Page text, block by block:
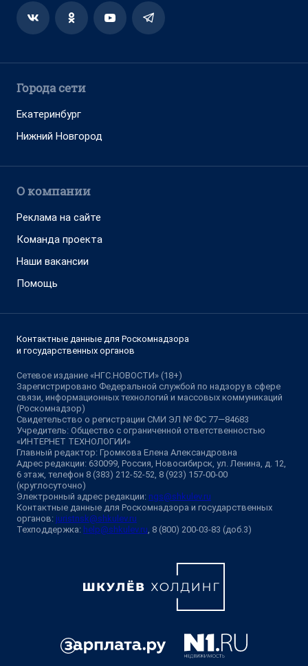
Города сети
Екатеринбург
Нижний Новгород
О компании
Реклама на сайте
Команда проекта
Наши вакансии
Помощь
Контактные данные для Роскомнадзора
и государственных органов
Сетевое издание «НГС.НОВОСТИ» (18+)
Зарегистрировано Федеральной службой по надзору в сфере
связи, информационных технологий и массовых коммуникаций
(Роскомнадзор)
Свидетельство о регистрации СМИ ЭЛ № ФС 77—84683
Учредитель: Общество с ограниченной ответственностью
«ИНТЕРНЕТ ТЕХНОЛОГИИ»
Главный редактор: Громкова Елена Александровна
Адрес редакции: 630099, Россия, Новосибирск, ул. Ленина, д. 12,
6 этаж, телефон 8 (383) 212-52-52, 8 (923) 157-00-00
(круглосуточно)
Электронный адрес редакции: ngs@shkulev.ru
Контактные данные для Роскомнадзора и государственных
органов: juristnsk@shkulev.ru
Техподдержка: help@shkulev.ru, 8 (800) 200-03-83 (доб.3)